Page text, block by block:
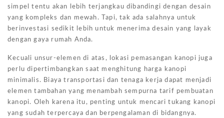
simpel tentu akan lebih terjangkau dibandingi dengan desain
yang kompleks dan mewah. Tapi, tak ada salahnya untuk
berinvestasi sedikit lebih untuk menerima desain yang layak
dengan gaya rumah Anda.
Kecuali unsur-elemen di atas, lokasi pemasangan kanopi juga
perlu dipertimbangkan saat menghitung harga kanopi
minimalis. Biaya transportasi dan tenaga kerja dapat menjadi
elemen tambahan yang menambah sempurna tarif pembuatan
kanopi. Oleh karena itu, penting untuk mencari tukang kanopi
yang sudah terpercaya dan berpengalaman di bidangnya.